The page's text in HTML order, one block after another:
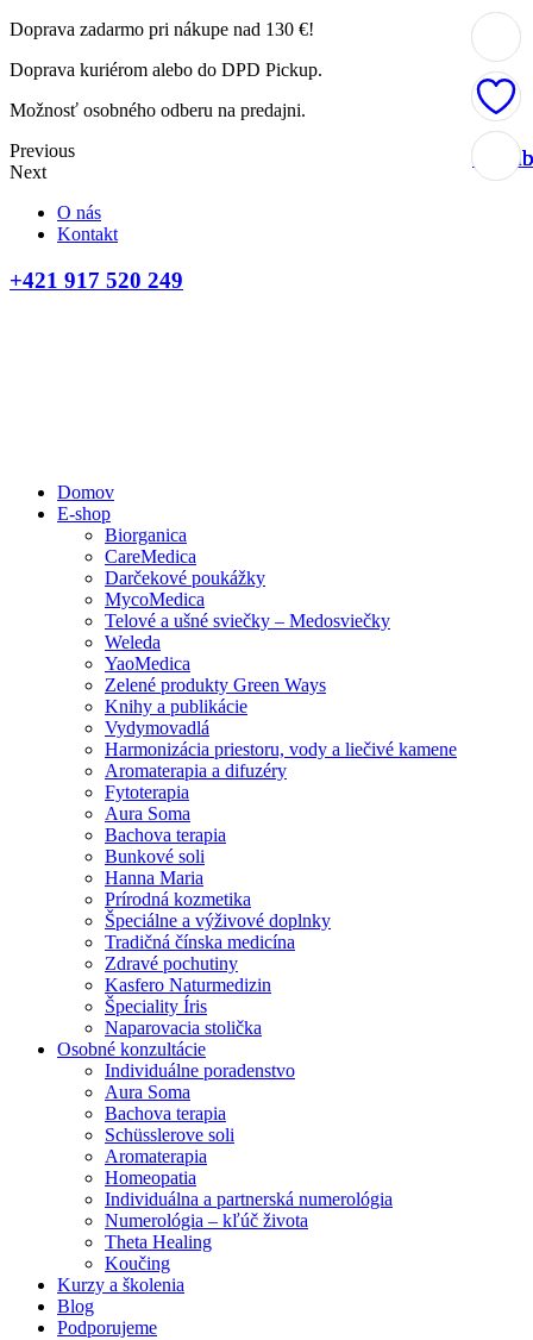
Doprava zadarmo pri nákupe nad 130 €!
Doprava kuriérom alebo do DPD Pickup.
Možnosť osobného odberu na predajni.
Previous
Next
O nás
Kontakt
+421 917 520 249
Domov
E-shop
Biorganica
CareMedica
Darčekové poukážky
MycoMedica
Telové a ušné sviečky – Medosviečky
Weleda
YaoMedica
Zelené produkty Green Ways
Knihy a publikácie
Vydymovadlá
Harmonizácia priestoru, vody a liečivé kamene
Aromaterapia a difuzéry
Fytoterapia
Aura Soma
Bachova terapia
Bunkové soli
Hanna Maria
Prírodná kozmetika
Špeciálne a výživové doplnky
Tradičná čínska medicína
Zdravé pochutiny
Kasfero Naturmedizin
Špeciality Íris
Naparovacia stolička
Osobné konzultácie
Individuálne poradenstvo
Aura Soma
Bachova terapia
Schüsslerove soli
Aromaterapia
Homeopatia
Individuálna a partnerská numerológia
Numerológia – kľúč života
Theta Healing
Koučing
Kurzy a školenia
Blog
Podporujeme